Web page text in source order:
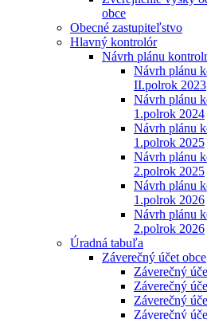
obce
Obecné zastupiteľstvo
Hlavný kontrolór
Návrh plánu
Návrh plánu
II.polrok 2023
Návrh plánu
1.polrok 2024
Návrh plánu
1.polrok 2025
Návrh plánu
2.polrok 2025
Návrh plánu
1.polrok 2026
Návrh plánu
2.polrok 2026
Úradná tabuľa
Záverečný účet obce
Záverečný
Záverečný
Záverečný
Záverečný